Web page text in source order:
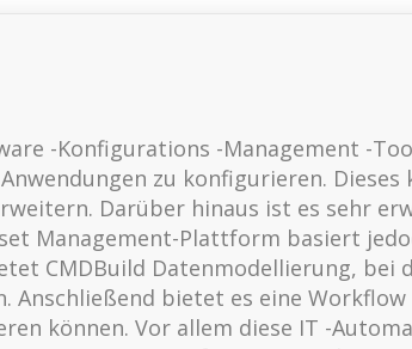
-Konfigurations -Management -
zu konfigurieren.
Darüber hinaus ist es sehr
Management-Plattform basiert
CMDBuild Datenmodellierung, bei
bietet es eine
können. Vor allem diese IT -